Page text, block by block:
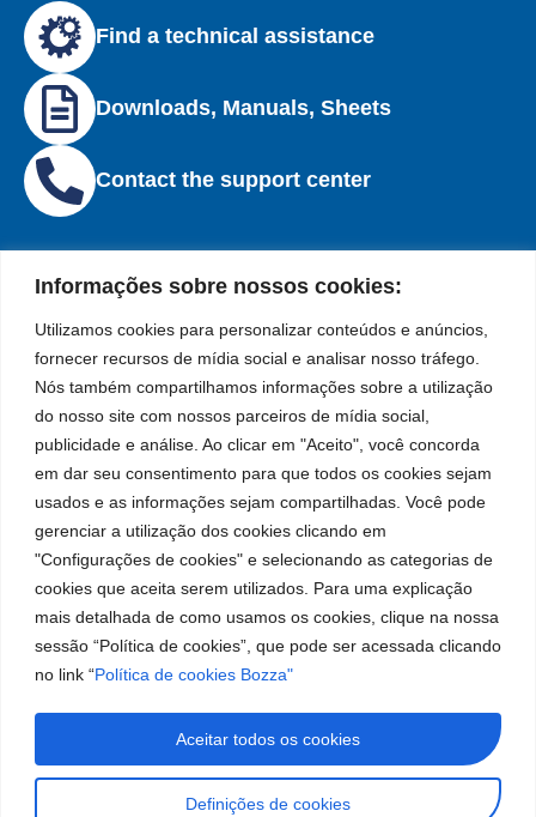
Informações sobre nossos cookies:
Utilizamos cookies para personalizar conteúdos e anúncios,
fornecer recursos de mídia social e analisar nosso tráfego.
Nós também compartilhamos informações sobre a utilização
do nosso site com nossos parceiros de mídia social,
publicidade e análise. Ao clicar em "Aceito", você concorda
em dar seu consentimento para que todos os cookies sejam
usados e as informações sejam compartilhadas. Você pode
gerenciar a utilização dos cookies clicando em
"Configurações de cookies" e selecionando as categorias de
cookies que aceita serem utilizados. Para uma explicação
mais detalhada de como usamos os cookies, clique na nossa
sessão “Política de cookies”, que pode ser acessada clicando
no link “Política de cookies Bozza"
Definições de cookies
Aceitar todos os cookies
Find a technical assistance
Downloads, Manuals, Sheets
Contact the support center
in
the
manufacture
of
supply
equipment
in
South
PrivacyInstitutional
Bozza
Institucional
Service Centers
Become a
Representative
Location
Rua Tiradentes,
931 – Anexo
Anita Franchini,
50/96
Neighborhood:
Terezinha
São Bernardo
do Campo – SP
CEP: 09780-
001
Contact
019 5050
Social
Networks
Facebook
Youtube
LinkedIn
Instagram